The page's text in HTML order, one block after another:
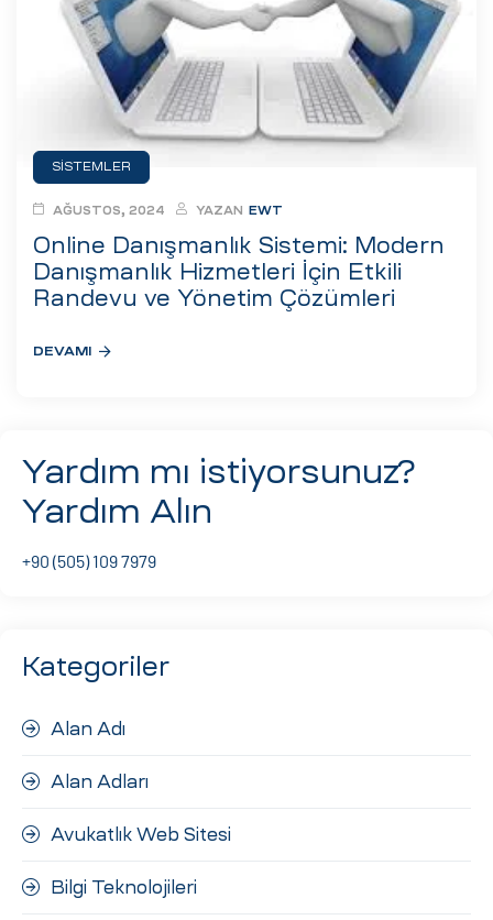
SISTEMLER
Online Danışmanlık Sistemi: Modern
Danışmanlık Hizmetleri İçin Etkili
Randevu ve Yönetim Çözümleri
AĞUSTOS, 2024 YAZAN EWT
DEVAMI
Yardım mı istiyorsunuz?
Yardım Alın
+90 (505) 109 7979
Kategoriler
Alan Adı
Alan Adları
Avukatlık Web Sitesi
Bilgi Teknolojileri